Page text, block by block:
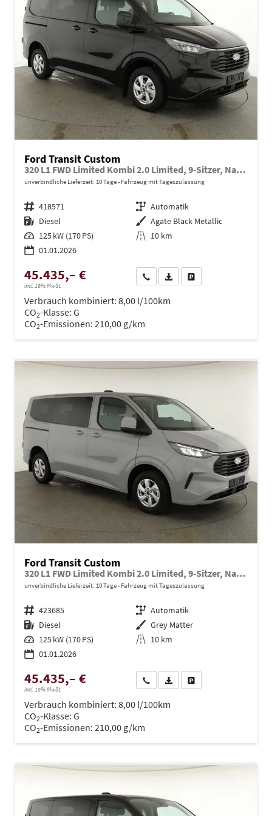
Ford Transit Custom
320 L1 FWD Limited Kombi 2.0 Limited, 9-Sitzer, Navi, FS-beheizbar, Side, Kamera, 4 J.-Garantie
unverbindliche Lieferzeit: 10 Tage Fahrzeug mit Tageszulassung
Fahrzeugnr. 418571 Getriebe Automatik
Kraftstoff Diesel Außenfarbe Agate Black Metallic
Leistung 125 kW (170 PS) Kilometerstand 10 km
01.01.2026
45.435,– €
incl. 19% MwSt.
Wir rufen Sie anPDF-Datei, Fahrzeugexposé
Verbrauch kombiniert: 8,00 l/100km
CO2-Klasse: G
CO2-Emissionen: 210,00 g/km
Ford Transit Custom
320 L1 FWD Limited Kombi 2.0 Limited, 9-Sitzer, Navi, FS-beheizbar, Side, Kamera, 4 J.-Garantie
unverbindliche Lieferzeit: 10 Tage Fahrzeug mit Tageszulassung
Fahrzeugnr. 423685 Getriebe Automatik
Kraftstoff Diesel Außenfarbe Grey Matter
Leistung 125 kW (170 PS) Kilometerstand 10 km
01.01.2026
45.435,– €
incl. 19% MwSt.
Wir rufen Sie anPDF-Datei, Fahrzeugexposé
Verbrauch kombiniert: 8,00 l/100km
CO2-Klasse: G
CO2-Emissionen: 210,00 g/km